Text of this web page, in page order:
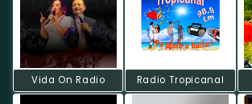
Vida On Radio Radio Tropicanal